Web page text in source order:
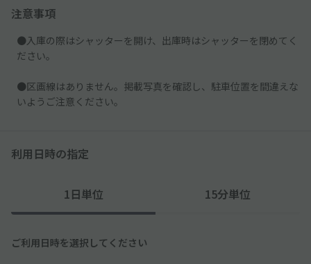
注意事項
●入庫の際はシャッターを開け、出庫時はシャッターを閉めてく
ださい。
●区画線はありません。掲載写真を確認し、駐車位置を間違えな
いようご注意ください。
利用日時の指定
1日単位 15分単位
ご利用日時を選択してください